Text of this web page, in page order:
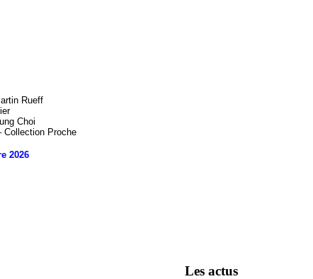
Rueff
Choi
Collection Proche
2026
Les actus